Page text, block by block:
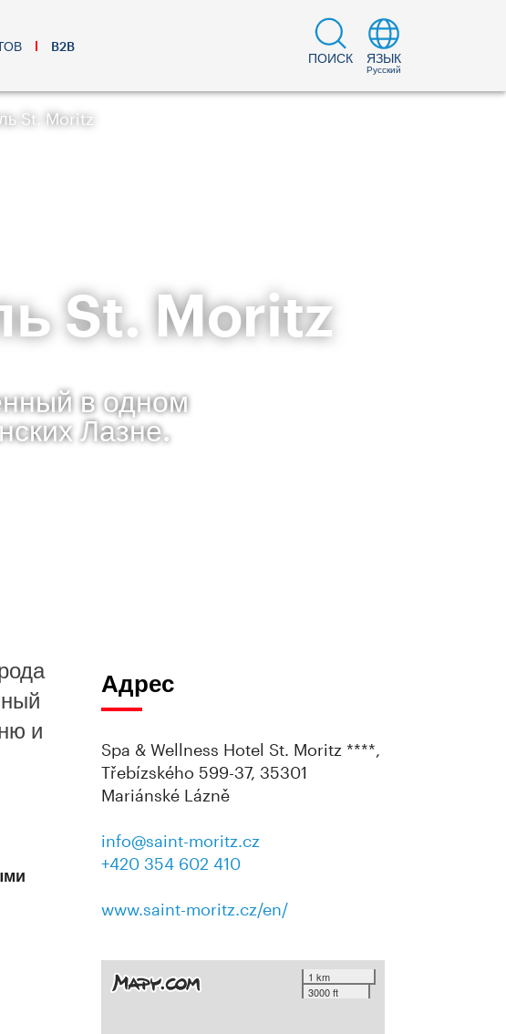
B2B
ПОИСК ЯЗЫК
Русский
St. Moritz
St. Moritz
в одном
Лазне.
и
Адрес
Spa & Wellness Hotel St. Moritz ****,
Třebízského 599-37, 35301
Mariánské Lázně
info@saint-moritz.cz
+420 354 602 410
www.saint-moritz.cz/en/
1 km
3000 ft